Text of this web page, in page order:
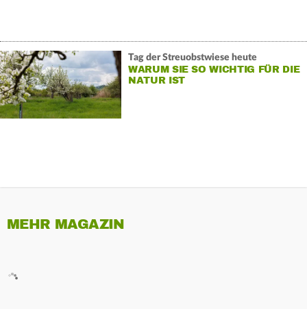
Tag der Streuobstwiese heute
WARUM SIE SO WICHTIG FÜR DIE
NATUR IST
MEHR MAGAZIN